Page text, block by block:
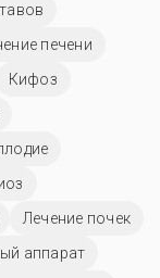
печени
Кифоз
Лечение почек
аппарат